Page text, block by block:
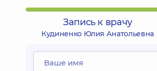
Запись к врачу
Кудиненко Юлия Анатольевна